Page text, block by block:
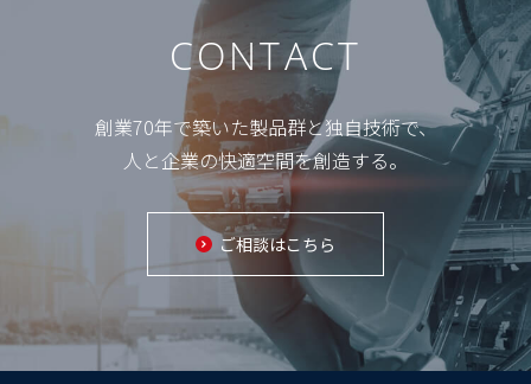
CONTACT
創業70年で築いた製品群と独自技術で、
人と企業の快適空間を創造する。
ご相談はこちら